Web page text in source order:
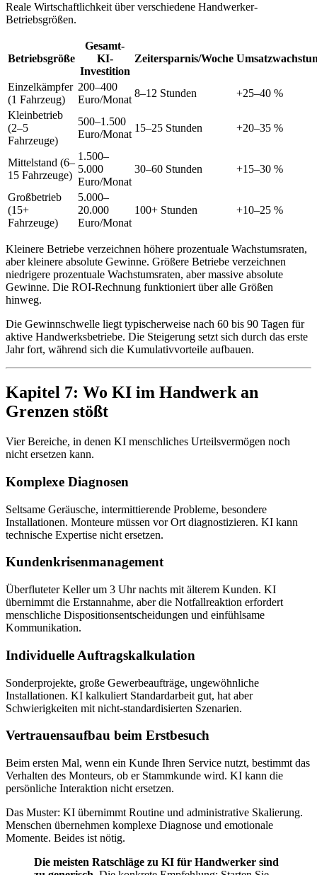
Reale Wirtschaftlichkeit über verschiedene Handwerker-
Betriebsgrößen.
Betriebsgröße
Gesamt-
KI-
Investition
Zeitersparnis/Woche
Einzelkämpfer
(1 Fahrzeug)
200–400
Euro/Monat
8–12 Stunden
+25–40 %
Kleinbetrieb
(2–5
Fahrzeuge)
500–1.500
Euro/Monat
15–25 Stunden +20–35 %
Mittelstand (6–
15 Fahrzeuge)
1.500–
5.000
Euro/Monat
30–60 Stunden +15–30 %
Großbetrieb
(15+
Fahrzeuge)
5.000–
20.000
Euro/Monat
100+ Stunden +10–25 %
Kleinere Betriebe verzeichnen höhere prozentuale Wachstumsraten,
aber kleinere absolute Gewinne. Größere Betriebe verzeichnen
niedrigere prozentuale Wachstumsraten, aber massive absolute
Gewinne. Die ROI-Rechnung funktioniert über alle Größen
hinweg.
Die Gewinnschwelle liegt typischerweise nach 60 bis 90 Tagen für
aktive Handwerksbetriebe. Die Steigerung setzt sich durch das erste
Jahr fort, während sich die Kumulativvorteile aufbauen.
Kapitel 7: Wo KI im Handwerk an
Grenzen stößt
Vier Bereiche, in denen KI menschliches Urteilsvermögen noch
nicht ersetzen kann.
Komplexe Diagnosen
Seltsame Geräusche, intermittierende Probleme, besondere
Installationen. Monteure müssen vor Ort diagnostizieren. KI kann
technische Expertise nicht ersetzen.
Kundenkrisenmanagement
Überfluteter Keller um 3 Uhr nachts mit älterem Kunden. KI
übernimmt die Erstannahme, aber die Notfallreaktion erfordert
menschliche Dispositionsentscheidungen und einfühlsame
Kommunikation.
Individuelle Auftragskalkulation
Sonderprojekte, große Gewerbeaufträge, ungewöhnliche
Installationen. KI kalkuliert Standardarbeit gut, hat aber
Schwierigkeiten mit nicht-standardisierten Szenarien.
Vertrauensaufbau beim Erstbesuch
Beim ersten Mal, wenn ein Kunde Ihren Service nutzt, bestimmt das
Verhalten des Monteurs, ob er Stammkunde wird. KI kann die
persönliche Interaktion nicht ersetzen.
Das Muster: KI übernimmt Routine und administrative Skalierung.
Menschen übernehmen komplexe Diagnose und emotionale
Momente. Beides ist nötig.
Die meisten Ratschläge zu KI für Handwerker sind